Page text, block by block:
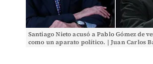
Santiago Nieto acusó a Pablo Gómez de
como un aparato político. | Juan Carlos